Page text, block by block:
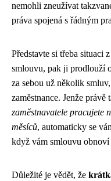
nemohli zneužívat
práva spojená s řádným
Představte si třeba situaci
smlouvu, pak ji prodlouží
za sebou už několik
zaměstnance. Jenže právě
zaměstnavatele pracujete
měsíců, automaticky se
když vám smlouvu
Důležité je vědět, že